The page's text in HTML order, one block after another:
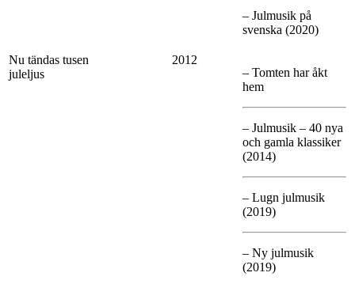
– Julmusik på
svenska (2020)
Nu tändas tusen
juleljus
2012
– Tomten har åkt
hem
– Julmusik – 40 nya
och gamla klassiker
(2014)
– Lugn julmusik
(2019)
– Ny julmusik
(2019)